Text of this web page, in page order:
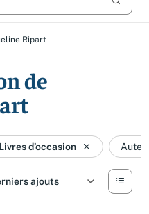
que vous cherchiez ?
stock.
Ripart
de
Livres d’occasion